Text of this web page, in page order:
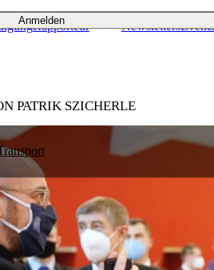
Anmelden
Rapporteur NewslettersEvents
PATRIK SZICHERLE